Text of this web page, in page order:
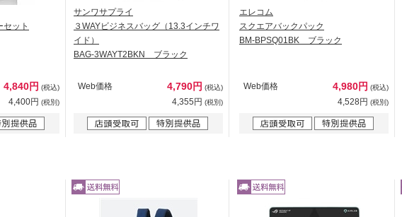
セット
4,840円 (税込)
4,400円 (税別)
サンワサプライ
３WAYビジネスバッグ（13.3インチワ
イド）
BAG-3WAYT2BKN ブラック
Web価格 4,790円 (税込)
4,355円 (税別)
エレコム
スクエアバックパック
BM-BPSQ01BK ブラック
Web価格 4,980円 (税込)
4,528円 (税別)